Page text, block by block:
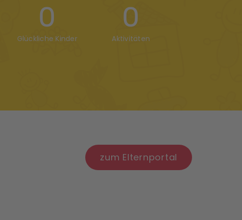
0
Glückliche Kinder
0
Aktivitäten
zum Elternportal